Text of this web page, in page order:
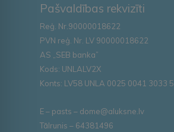
Pašvaldības rekvizīti
Reģ. Nr.90000018622
PVN reģ. Nr. LV 90000018622
AS „SEB banka”
Kods: UNLALV2X
Konts: LV58 UNLA 0025 0041 3033 5
E – pasts – dome@aluksne.lv
Tālrunis – 64381496